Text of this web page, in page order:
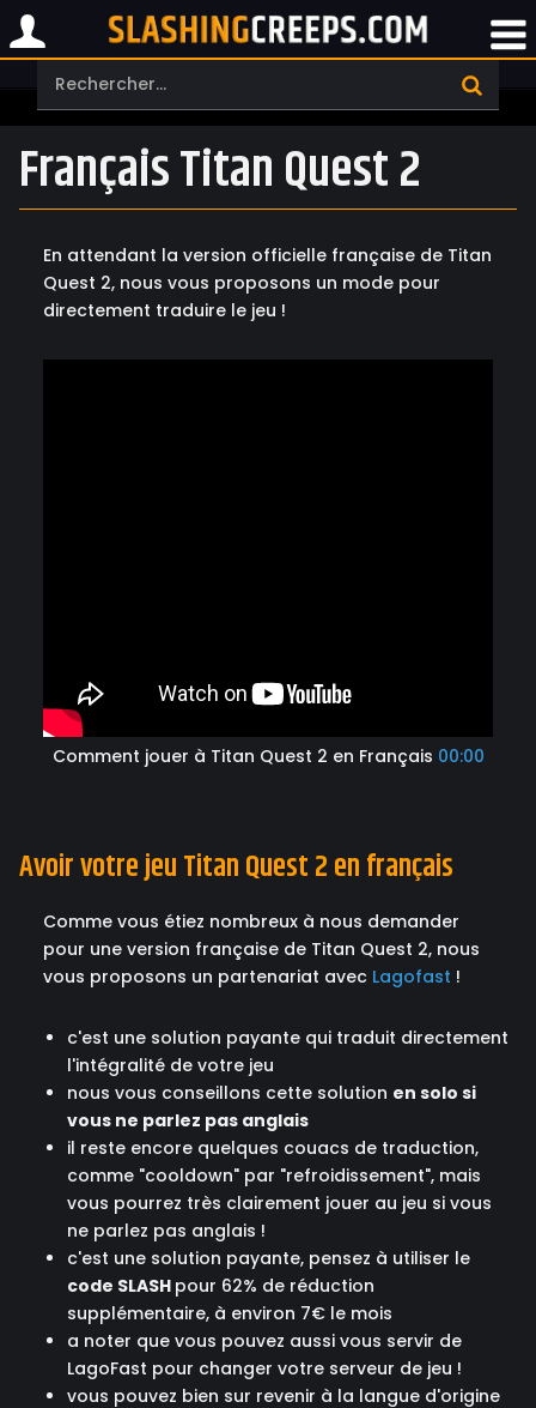
Français Titan Quest 2
En attendant la version officielle française de Titan
Quest 2, nous vous proposons un mode pour
directement traduire le jeu !
Comment jouer à Titan Quest 2 en Français 00:00
Avoir votre jeu Titan Quest 2 en français
Comme vous étiez nombreux à nous demander
pour une version française de Titan Quest 2, nous
vous proposons un partenariat avec Lagofast !
c'est une solution payante qui traduit directement
l'intégralité de votre jeu
nous vous conseillons cette solution en solo si
vous ne parlez pas anglais
il reste encore quelques couacs de traduction,
comme "cooldown" par "refroidissement", mais
vous pourrez très clairement jouer au jeu si vous
ne parlez pas anglais !
c'est une solution payante, pensez à utiliser le
code SLASH pour 62% de réduction
supplémentaire, à environ 7€ le mois
a noter que vous pouvez aussi vous servir de
LagoFast pour changer votre serveur de jeu !
vous pouvez bien sur revenir à la langue d'origine